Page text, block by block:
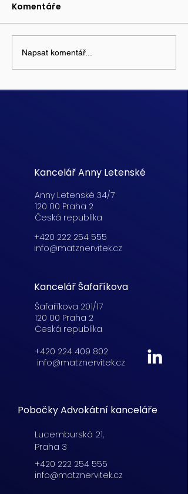
Komentáře
Napsat komentář...
Kancelář Anny Letenské
Anny Letenské 34/7
120 00 Praha 2
Česká republika
+420 222 254 555
info@matznervitek.cz
Kancelář Šafaříkova
Šafaříkova 201/17
120 00 Praha 2
Česká republika
+420 224 409 802
info@matznervitek.cz
Pobočky Advokátní kanceláře
Lucemburská 21,
Praha 3
+420 222 254 555
info@matznervitek.cz